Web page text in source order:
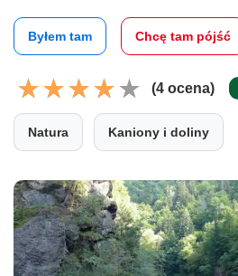
Byłem tam Chcę tam pójść
(4 ocena)
Natura Kaniony i doliny